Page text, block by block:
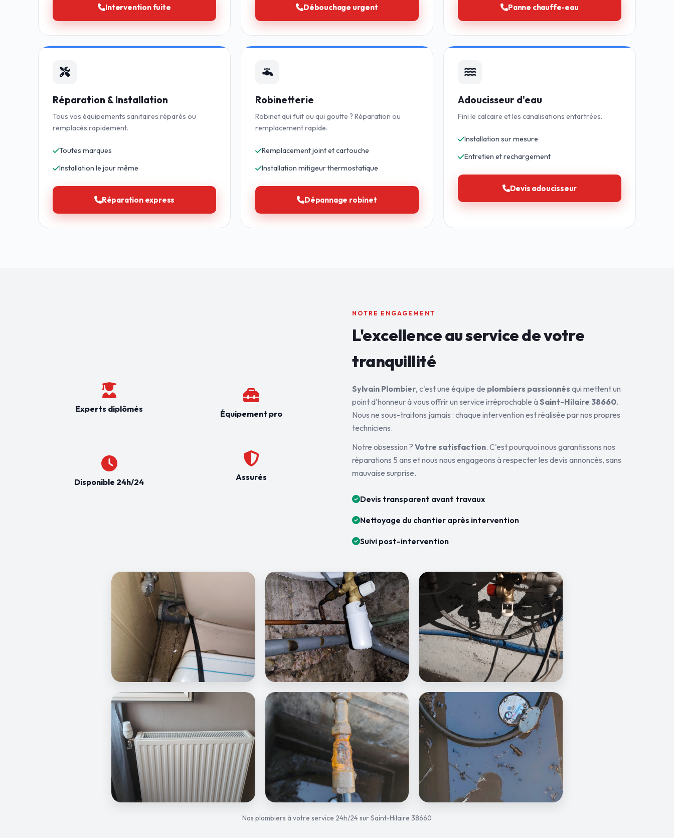
Intervention fuite Débouchage urgent Panne chauffe-eau
Réparation & Installation
Tous vos équipements sanitaires réparés ou
remplacés rapidement.
Toutes marques
Installation le jour même
Réparation express
Robinetterie
Robinet qui fuit ou qui goutte ? Réparation ou
remplacement rapide.
Remplacement joint et cartouche
Installation mitigeur thermostatique
Dépannage robinet
Adoucisseur d'eau
Fini le calcaire et les canalisations entartrées.
Installation sur mesure
Entretien et rechargement
Devis adoucisseur
Experts diplômés
Disponible 24h/24
Équipement pro
Assurés
NOTRE ENGAGEMENT
L'excellence au service devotre
tranquillité
Sylvain Plombier, c'est une équipe de plombiers passionnés qui mettent un
point d'honneur à vous offrir un service irréprochable àSaint-Hilaire 38660.
Nous ne sous-traitons jamais : chaque intervention est réalisée par nos propres
techniciens.
Notre obsession ? Votre satisfaction. C'est pourquoi nous garantissons nos
réparations 5 ans et nous nous engageons à respecter les devis annoncés, sans
mauvaise surprise.
Devis transparent avant travaux
Nettoyage du chantier après intervention
Suivi post-intervention
Nos plombiers à votre service 24h/24 sur Saint-Hilaire 38660